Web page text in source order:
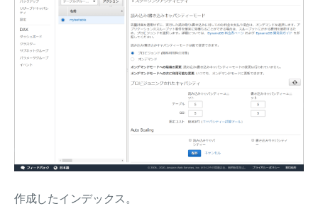
作成したインデックス。